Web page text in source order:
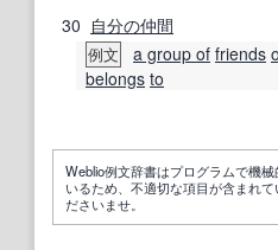
30 自分の仲間
例文 a group of friends
belongs to
Weblio例文辞書はプログラムで機
いるため、不適切な項目が含まれ
ださいませ。